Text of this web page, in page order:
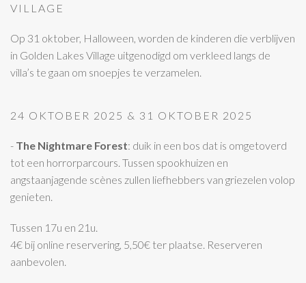
VILLAGE
Op 31 oktober, Halloween, worden de kinderen die verblijven
in Golden Lakes Village uitgenodigd om verkleed langs de
villa’s te gaan om snoepjes te verzamelen.
24 OKTOBER 2025 & 31 OKTOBER 2025
- The Nightmare Forest: duik in een bos dat is omgetoverd
tot een horrorparcours. Tussen spookhuizen en
angstaanjagende scènes zullen liefhebbers van griezelen volop
genieten.
Tussen 17u en 21u.
4€ bij online reservering, 5,50€ ter plaatse. Reserveren
aanbevolen.